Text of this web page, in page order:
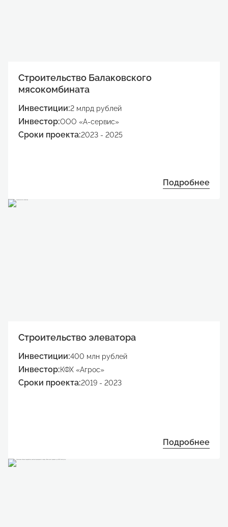
Строительство Балаковского
мясокомбината
Инвестиции:2 млрд рублей
Инвестор:ООО «А-сервис»
Сроки проекта:2023 - 2025
Подробнее
Строительство элеватора
Инвестиции:400 млн рублей
Инвестор:КФХ «Агрос»
Сроки проекта:2019 - 2023
Подробнее